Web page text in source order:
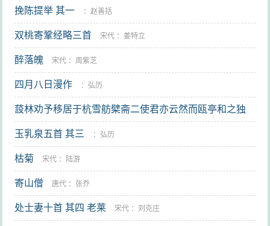
挽陈提举 其一 ：赵善括
双桃寄鞏经略三首 宋代 ：姜特立
醉落魄 宋代 ： 周紫芝
四月八日漫作 ： 弘历
蔎林劝予移居于杭雪舫檗斋二使君亦云然而瓯亭和之独
堇浦有以知予之难于迁也
玉乳泉五首 其三 ： 弘历
枯菊 宋代 ： 陆游
寄山僧 唐代 ： 张乔
处士妻十首 其四 老莱 宋代 ：刘克庄